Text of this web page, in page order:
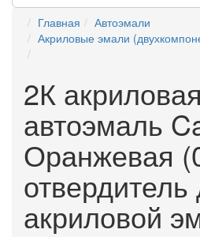
Главная
Автоэмали
Акриловые эмали
2К акриловая
автоэмаль
Оранжевая
отвердитель
акриловой